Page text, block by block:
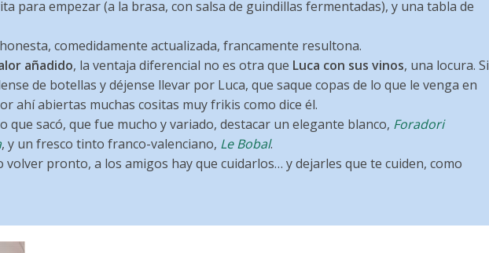
para empezar (a la brasa, con salsa de guindillas fermentadas), y una tabla de
comedidamente actualizada, francamente resultona.
añadido, la ventaja diferencial no es otra que Luca con sus vinos, una locura. Si
de botellas y déjense llevar por Luca, que saque copas de lo que le venga en
ahí abiertas muchas cositas muy frikis como dice él.
que sacó, que fue mucho y variado, destacar un elegante blanco, Foradori
, y un fresco tinto franco-valenciano, Le Bobal.
volver pronto, a los amigos hay que cuidarlos… y dejarles que te cuiden, como